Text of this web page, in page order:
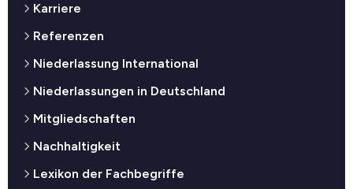
Karriere
Referenzen
Niederlassung International
Niederlassungen in Deutschland
Mitgliedschaften
Nachhaltigkeit
Lexikon der Fachbegriffe